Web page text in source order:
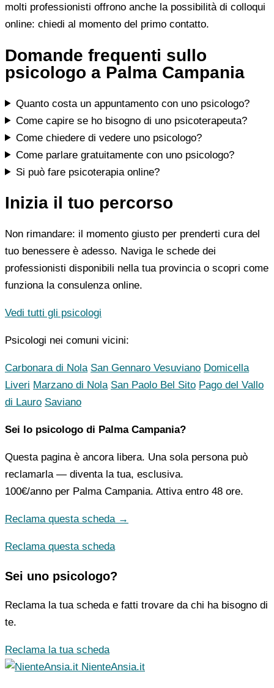
molti professionisti offrono anche la possibilità di colloqui
online: chiedi al momento del primo contatto.
Domande frequenti sullo
psicologo a Palma Campania
Quanto costa un appuntamento con uno psicologo?
Come capire se ho bisogno di uno psicoterapeuta?
Come chiedere di vedere uno psicologo?
Come parlare gratuitamente con uno psicologo?
Si può fare psicoterapia online?
Inizia il tuo percorso
Non rimandare: il momento giusto per prenderti cura del
tuo benessere è adesso. Naviga le schede dei
professionisti disponibili nella tua provincia o scopri come
funziona la consulenza online.
Vedi tutti gli psicologi
Psicologi nei comuni vicini:
Carbonara di Nola San Gennaro Vesuviano Domicella
Liveri Marzano di Nola San Paolo Bel Sito Pago del Vallo
di Lauro Saviano
Sei lo psicologo di Palma Campania?
Questa pagina è ancora libera. Una sola persona può
reclamarla — diventa la tua, esclusiva.
100€/anno per Palma Campania. Attiva entro 48 ore.
Reclama questa scheda →
Reclama questa scheda
Sei uno psicologo?
Reclama la tua scheda e fatti trovare da chi ha bisogno di
te.
Reclama la tua scheda
NienteAnsia.it